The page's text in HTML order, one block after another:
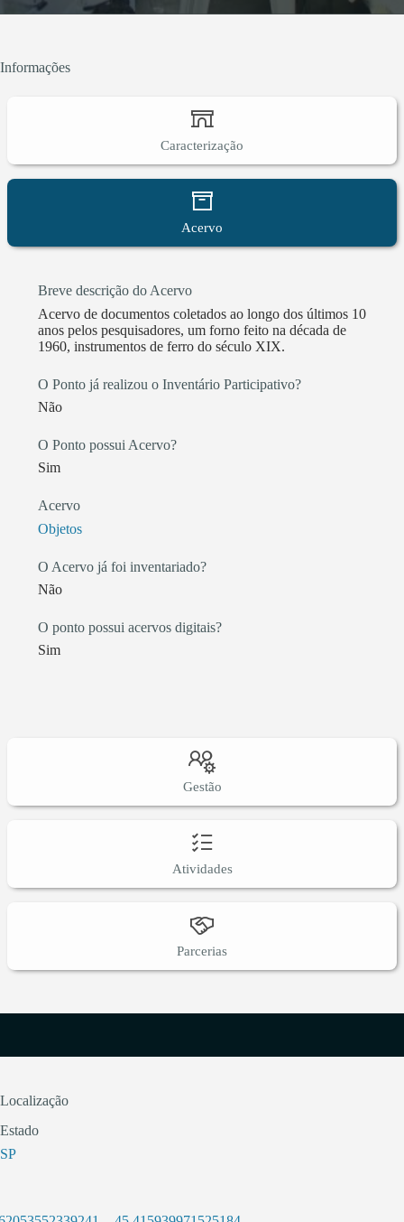
Informações
Caracterização
Acervo
Breve descrição do Acervo
Acervo de documentos coletados ao longo dos últimos 10
anos pelos pesquisadores, um forno feito na década de
1960, instrumentos de ferro do século XIX.
O Ponto já realizou o Inventário Participativo?
Não
O Ponto possui Acervo?
Sim
Acervo
Objetos
O Acervo já foi inventariado?
Não
O ponto possui acervos digitais?
Sim
Gestão
Atividades
Parcerias
Localização
Estado
SP